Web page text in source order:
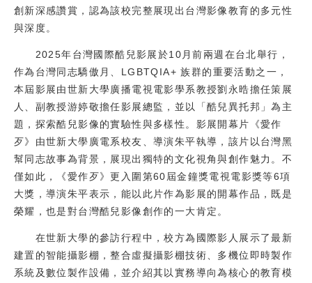
創新深感讚賞，認為該校完整展現出台灣影像教育的多元性
與深度。
2025年台灣國際酷兒影展於10月前兩週在台北舉行，
作為台灣同志驕傲月、LGBTQIA+ 族群的重要活動之一，
本屆影展由世新大學廣播電視電影學系教授劉永晧擔任策展
人、副教授游婷敬擔任影展總監，並以「酷兒異托邦」為主
題，探索酷兒影像的實驗性與多樣性。影展開幕片《愛作
歹》由世新大學廣電系校友、導演朱平執導，該片以台灣黑
幫同志故事為背景，展現出獨特的文化視角與創作魅力。不
僅如此，《愛作歹》更入圍第60屆金鐘獎電視電影獎等6項
大獎，導演朱平表示，能以此片作為影展的開幕作品，既是
榮耀，也是對台灣酷兒影像創作的一大肯定。
在世新大學的參訪行程中，校方為國際影人展示了最新
建置的智能攝影棚，整合虛擬攝影棚技術、多機位即時製作
系統及數位製作設備，並介紹其以實務導向為核心的教育模